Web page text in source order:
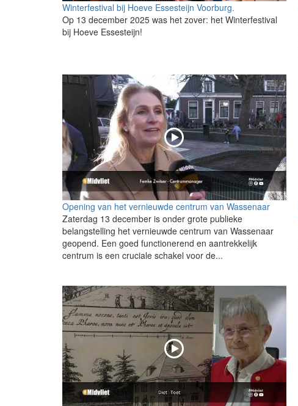
Winterfestival bij Hoeve Essesteijn Voorburg.
Op 13 december 2025 was het zover: het Winterfestival
bij Hoeve Essesteijn!
Opening van het vernieuwde centrum van Wassenaar
Zaterdag 13 december is onder grote publieke
belangstelling het vernieuwde centrum van Wassenaar
geopend. Een goed functionerend en aantrekkelijk
centrum is een cruciale schakel voor de...